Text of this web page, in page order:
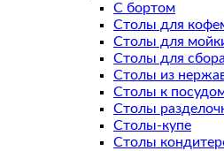
С бортом
Столы для
Столы для
Столы для
Столы из
Столы к
Столы
Столы-купе
Столы